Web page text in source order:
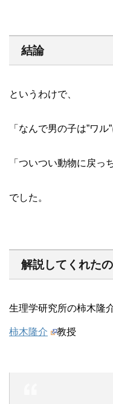
結論
というわけで、
「なんで男の子は”ワル
「ついつい動物に戻っ
でした。
解説してくれた
生理学研究所の柿木隆
柿木隆介 教授